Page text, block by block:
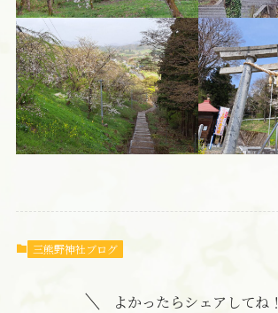
三熊野神社ブログ
よかったらシェアしてね！